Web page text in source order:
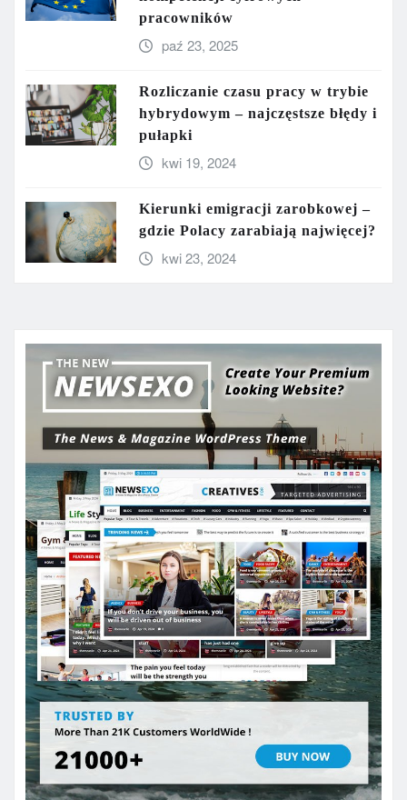
pracowników
paź 23, 2025
Rozliczanie czasu pracy w trybie
hybrydowym – najczęstsze błędy i
pułapki
kwi 19, 2024
Kierunki emigracji zarobkowej –
gdzie Polacy zarabiają najwięcej?
kwi 23, 2024